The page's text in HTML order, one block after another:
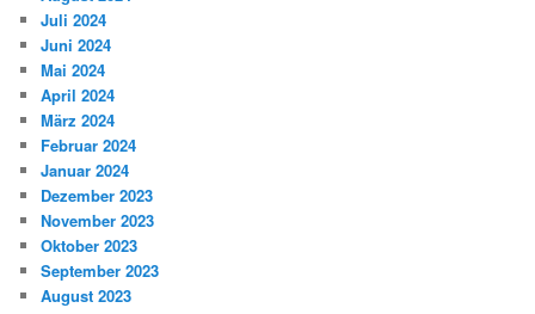
Juli 2024
Juni 2024
Mai 2024
April 2024
März 2024
Februar 2024
Januar 2024
Dezember 2023
November 2023
Oktober 2023
September 2023
August 2023